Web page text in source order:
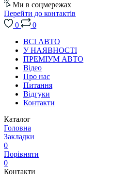
Ми в соцмережах
Перейти до контактів
0
0
ВСІ АВТО
У НАЯВНОСТІ
ПРЕМІУМ АВТО
Відео
Про нас
Питання
Відгуки
Контакти
Каталог
Головна
Закладки
0
Порівняти
0
Контакти